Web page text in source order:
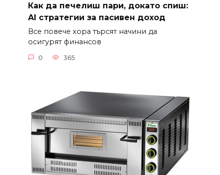
Как да печелиш пари, докато спиш:
AI стратегии за пасивен доход
Все повече хора търсят начини да
осигурят финансов
0 365